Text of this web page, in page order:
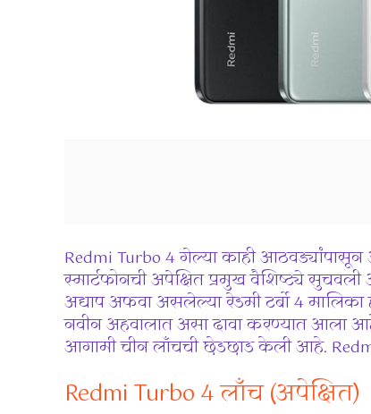
Redmi Turbo 4 गेल्या काही
स्मार्टफोनची अपेक्षित प्रमुख वैशिष्ट्ये
अद्याप अफवा असलेल्या रेडमी टर्बो 4
नवीन अहवालात असा दावा करण्यात आला आहे
आगामी चीन लाँचची छेडछाड केली आहे.
Redmi Turbo 4 लाँच (अपेक्षित)